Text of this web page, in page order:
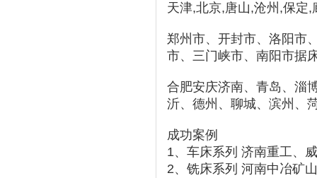
天津,北京,唐山,沧州,保定
郑州市、开封市、洛阳市
市、三门峡市、南阳市据
合肥安庆济南、青岛、淄
沂、德州、聊城、滨州、
成功案例
1、车床系列 济南重工、
2、铣床系列 河南中冶矿